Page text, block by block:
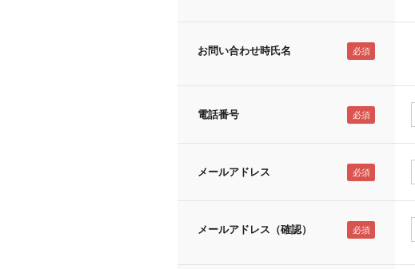
お問い合わせ時氏名
電話番号
メールアドレス
メールアドレス（確認）